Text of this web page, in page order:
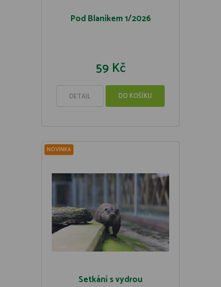
Pod Blaníkem 1/2026
59 Kč
DETAIL DO KOŠÍKU
NOVINKA
Setkání s vydrou